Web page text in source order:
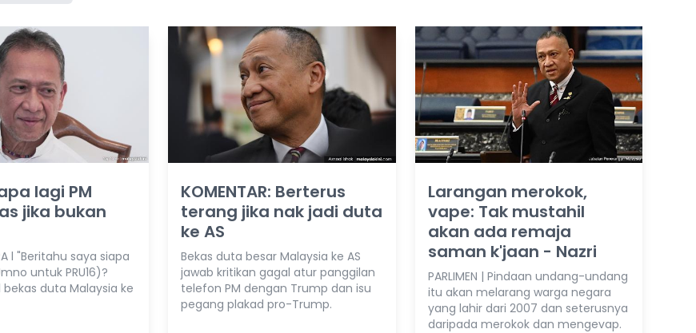
lagi PM
jika bukan
l "Beritahu saya siapa
untuk PRU16)?
bekas duta Malaysia ke
KOMENTAR: Berterus
terang jika nak jadi duta
ke AS
Bekas duta besar Malaysia ke AS
jawab kritikan gagal atur panggilan
telefon PM dengan Trump dan isu
pegang plakad pro-Trump.
Larangan merokok,
vape: Tak mustahil
akan ada remaja
saman k'jaan - Nazri
PARLIMEN | Pindaan undang-undang
itu akan melarang warga negara
yang lahir dari 2007 dan seterusnya
daripada merokok dan mengevap.